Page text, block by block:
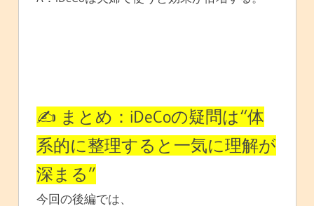
✍️ まとめ：iDeCoの疑問は“体
系的に整理すると一気に理解が
深まる”
今回の後編では、